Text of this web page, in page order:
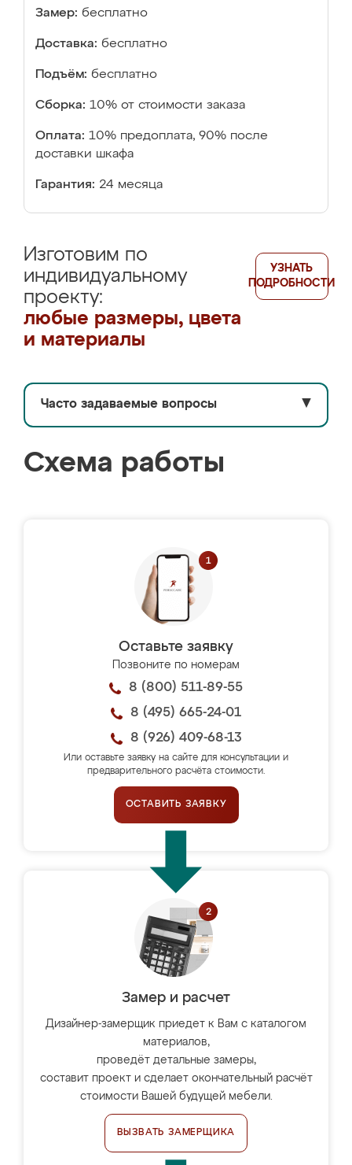
Замер: бесплатно
Доставка: бесплатно
Подъём: бесплатно
Сборка: 10% от стоимости заказа
Оплата: 10% предоплата, 90% после
доставки шкафа
Гарантия: 24 месяца
Изготовим по
индивидуальному
проекту:
любые размеры, цвета
и материалы
УЗНАТЬ
ПОДРОБНОСТИ
Часто задаваемые вопросы ▼
Схема работы
Оставьте заявку
Позвоните по номерам
8 (800) 511-89-55
8 (495) 665-24-01
8 (926) 409-68-13
Или оставьте заявку на сайте для консультации и
предварительного расчёта стоимости.
ОСТАВИТЬ ЗАЯВКУ
Замер и расчет
Дизайнер-замерщик приедет к Вам с каталогом
материалов,
проведёт детальные замеры,
составит проект и сделает окончательный расчёт
стоимости Вашей будущей мебели.
ВЫЗВАТЬ ЗАМЕРЩИКА